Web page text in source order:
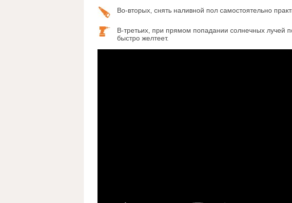
Во-вторых, снять наливной пол самостоятельно
В-третьих, при прямом попадании солнечных лучей
быстро желтеет.